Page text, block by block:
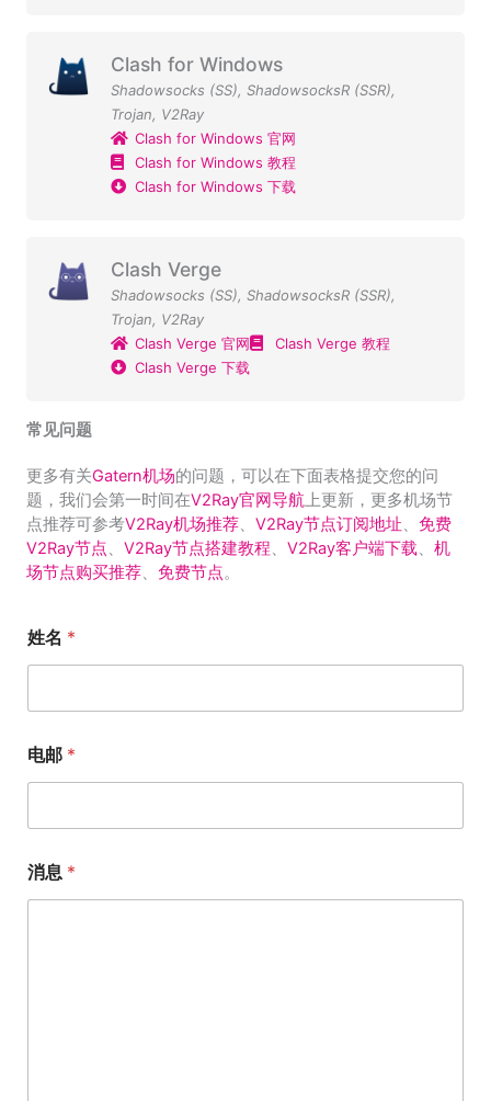
Clash for Windows
Shadowsocks (SS), ShadowsocksR (SSR),
Trojan, V2Ray
Clash for Windows 官网
Clash for Windows 教程
Clash for Windows 下载
Clash Verge
Shadowsocks (SS), ShadowsocksR (SSR),
Trojan, V2Ray
Clash Verge 官网
Clash Verge 教程
Clash Verge 下载
常见问题
更多有关Gatern机场的问题，可以在下面表格提交您的问
题，我们会第一时间在V2Ray官网导航上更新，更多机场节
点推荐可参考V2Ray机场推荐、 V2Ray节点订阅地址、 免费
V2Ray节点、 V2Ray节点搭建教程、 V2Ray客户端下载、 机
场节点购买推荐、 免费节点。
姓名 *
电邮 *
消息 *